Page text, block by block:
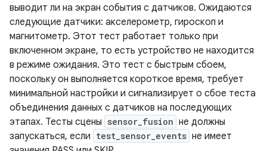
выводит ли на экран события с датчиков. Ожидаются
следующие датчики: акселерометр, гироскоп и
магнитометр. Этот тест работает только при
включенном экране, то есть устройство не находится
в режиме ожидания. Это тест с быстрым сбоем,
поскольку он выполняется короткое время, требует
минимальной настройки и сигнализирует о сбое теста
объединения данных с датчиков на последующих
этапах. Тесты сцены sensor_fusion не должны
запускаться, если test_sensor_events не имеет